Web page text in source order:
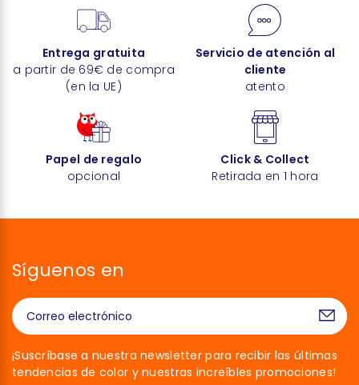
Entrega gratuita
a partir de 69€ de compra
(en la UE)
Servicio de atención al
cliente
atento
Papel de regalo
opcional
Click & Collect
Retirada en 1 hora
Síguenos en
¡Suscríbase a nuestra newsletter para recibir las últimas
tendencias de color y nuestras increíbles promociones!